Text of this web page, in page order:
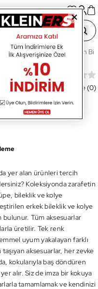
DKJ.3.1001.2 Kadın
Değerlendirme (0)
yer alan ürünleri tercih
Koleksiyonda zarafetin
bileklik ve kolye
erkek bileklik ve kolye
bulunur. Tüm aksesuarlar
üretilir. Tek renk
uyum yakalayan farklı
aksesuarlar, her zevke
kokularıyla baş döndüren
alır. Siz de imza bir kokuya
tamamlamak ve kendinizi